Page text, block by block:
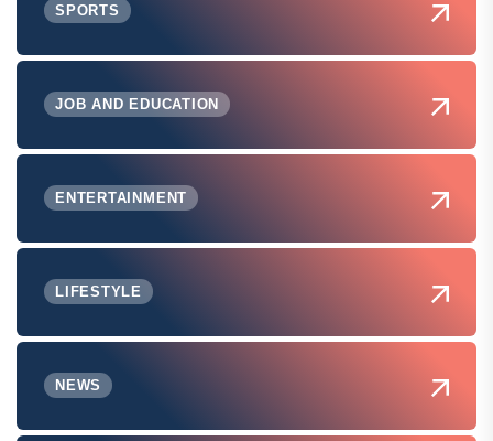
SPORTS
JOB AND EDUCATION
ENTERTAINMENT
LIFESTYLE
NEWS